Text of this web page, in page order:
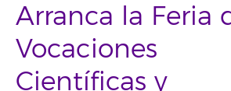
Arranca la Feria
Vocaciones
Científicas y